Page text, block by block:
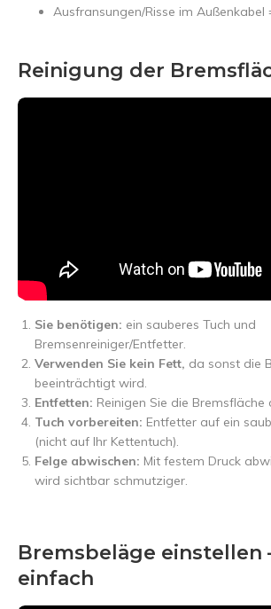
Ausfransungen/Risse im Außenkabel
Reinigung der
Sie benötigen: ein sauberes Tuch und
Bremsenreiniger/Entfetter.
Verwenden Sie kein Fett, da sonst die
beeinträchtigt wird.
Entfetten: Reinigen Sie die Bremsfläche
Tuch vorbereiten: Entfetter auf ein
(nicht auf Ihr Kettentuch).
Felge abwischen: Mit festem Druck
wird sichtbar schmutziger.
Bremsbeläge einstellen
einfach